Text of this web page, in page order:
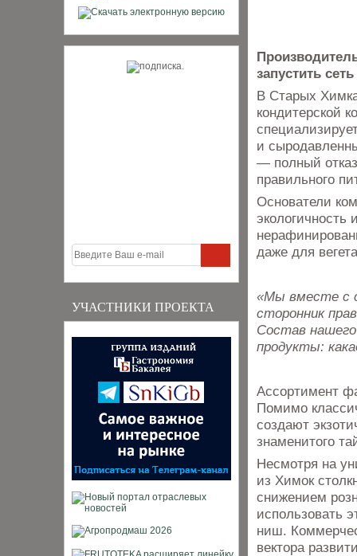
УЧАСТНИКИ ПРОЕКТА
запустить
В Старых
кондитерской
и
— полный
правильного
Основатели
экологичность
даже для
«Мы вместе с
сторонник
Состав
продукты:
Ассортимент
Помимо
создают
знаменитого
Несмотря на
из Химок
снижением
использовать
ниш.
вектора